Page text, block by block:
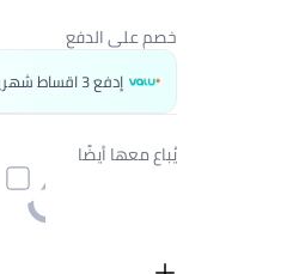
خصم على الدفع
إدفع 3 اقساط شهرية بقيمة ٤٣٫٦٧ جنيه.
يُباع معها أيضًا